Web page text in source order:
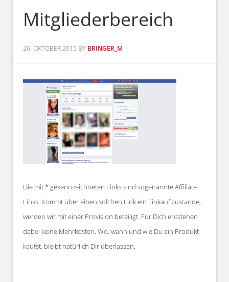
Mitgliederbereich
26. OKTOBER 2015 BY BRINGER_M
Die mit * gekennzeichneten Links sind sogenannte Affiliate
Links. Kommt über einen solchen Link ein Einkauf zustande,
werden wir mit einer Provision beteiligt. Für Dich entstehen
dabei keine Mehrkosten. Wo, wann und wie Du ein Produkt
kaufst, bleibt natürlich Dir überlassen.